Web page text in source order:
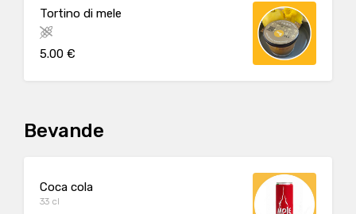
Tortino di mele
5.00 €
Bevande
Coca cola
33 cl